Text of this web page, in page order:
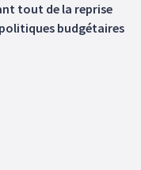
tout de la reprise
budgétaires